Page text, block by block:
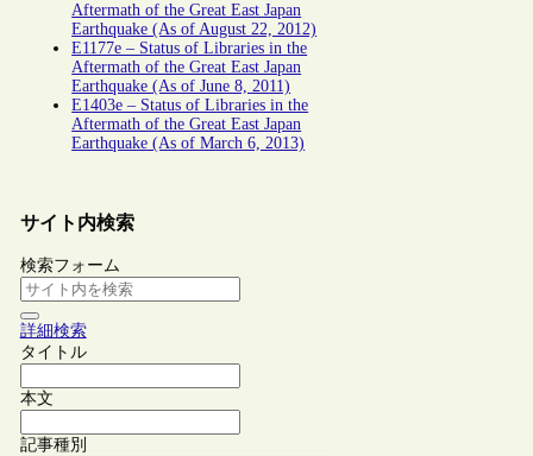
Aftermath of the Great East Japan
Earthquake (As of August 22, 2012)
E1177e – Status of Libraries in the
Aftermath of the Great East Japan
Earthquake (As of June 8, 2011)
E1403e – Status of Libraries in the
Aftermath of the Great East Japan
Earthquake (As of March 6, 2013)
サイト内検索
検索フォーム
詳細検索
タイトル
本文
記事種別